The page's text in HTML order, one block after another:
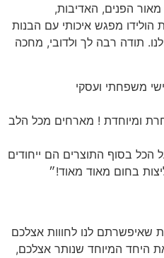
מאור הפנים, האדיבות,
הולידו מפגש איכותי עם הבנות
תודה רבה לך ולדובי, מחכה
ומיוחדת ! מארחים מכל הלב
הכל בסוף התוצרים הם ייחודים
בחום מאוד מאוד!״
שאיפשרתם לנו לחווות אצלכם
היחד המיוחד שנותר אצלכם,